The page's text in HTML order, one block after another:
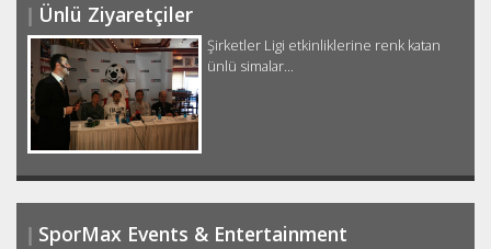
Ünlü Ziyaretçiler
Şirketler Ligi etkinliklerine renk katan
ünlü simalar...
SporMax Events & Entertainment